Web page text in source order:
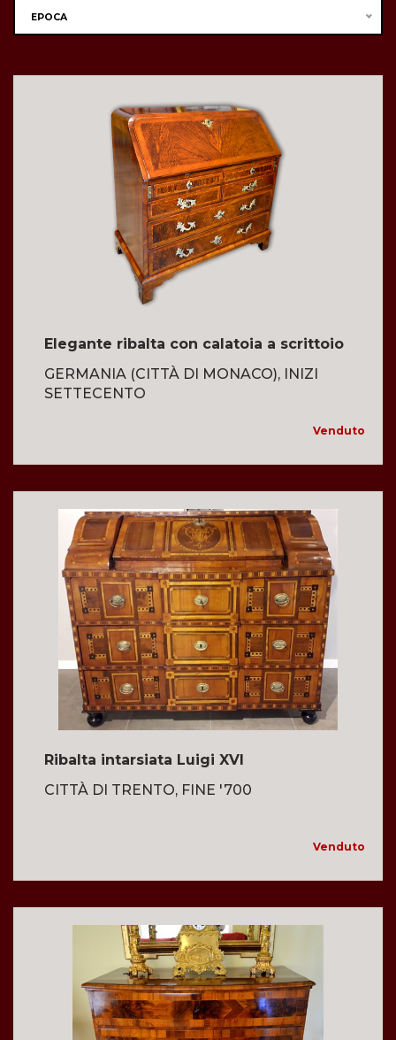
EPOCA
Elegante ribalta con calatoia a scrittoio
GERMANIA (CITTÀ DI MONACO), INIZI
SETTECENTO
Venduto
Ribalta intarsiata Luigi XVI
CITTÀ DI TRENTO, FINE '700
Venduto